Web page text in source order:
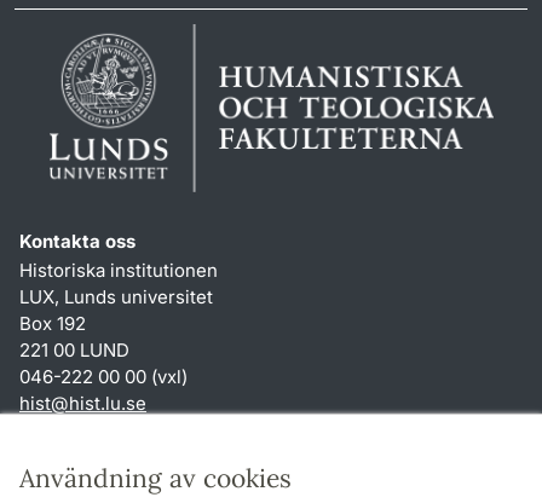
Användning av cookies
Kontakta oss
Historiska institutionen
LUX, Lunds universitet
Box 192
221 00 LUND
046-222 00 00 (vxl)
hist@hist.lu.se
Genvägar